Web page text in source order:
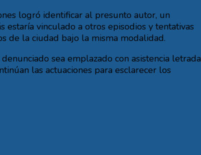
logró identificar al presunto autor, un
estaría vinculado a otros episodios y tentativas
de la ciudad bajo la misma modalidad.
sea emplazado con asistencia letrada
las actuaciones para esclarecer los